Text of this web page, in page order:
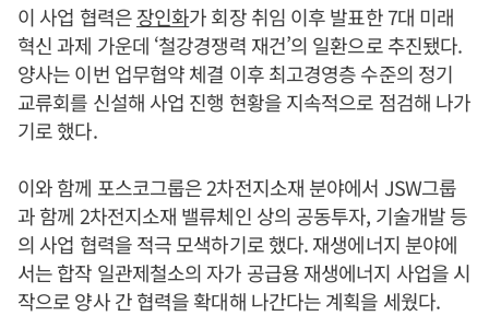
이 사업 협력은장인화가 회장 취임 이후 발표한 7대 미래
혁신 과제 가운데 ‘철강경쟁력 재건’의 일환으로 추진됐다.
양사는 이번 업무협약 체결 이후 최고경영층 수준의 정기
교류회를 신설해 사업 진행 현황을 지속적으로 점검해 나가
기로 했다.
이와 함께 포스코그룹은 2차전지소재 분야에서 JSW그룹
과 함께 2차전지소재 밸류체인 상의 공동투자, 기술개발 등
의 사업 협력을 적극 모색하기로 했다. 재생에너지 분야에
서는 합작 일관제철소의 자가 공급용 재생에너지 사업을 시
작으로 양사 간 협력을 확대해 나간다는 계획을 세웠다.